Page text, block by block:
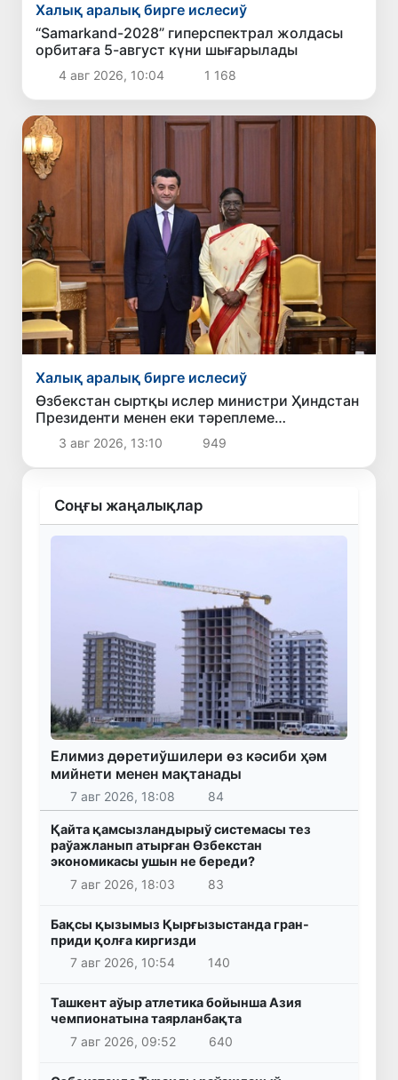
Халық аралық бирге ислесиў
“Samarkand-2028” гиперспектрал жолдасы
орбитаға 5-август күни шығарылады
4 авг 2026, 10:04 1 168
Халық аралық бирге ислесиў
Өзбекстан сыртқы ислер министри Ҳиндстан
Президенти менен еки тәреплеме
байланысларды беккемлеў мәселелерин
додалады
3 авг 2026, 13:10 949
Соңғы жаңалықлар
Елимиз дөретиўшилери өз кәсиби ҳәм
мийнети менен мақтанады
7 авг 2026, 18:08 84
Қайта қамсызландырыў системасы тез
раўажланып атырған Өзбекстан
экономикасы ушын не береди?
7 авг 2026, 18:03
83
Бақсы қызымыз Қырғызыстанда гран-
приди қолға киргизди
7 авг 2026, 10:54
140
Ташкент аўыр атлетика бойынша Азия
чемпионатына таярланбақта
7 авг 2026, 09:52
640